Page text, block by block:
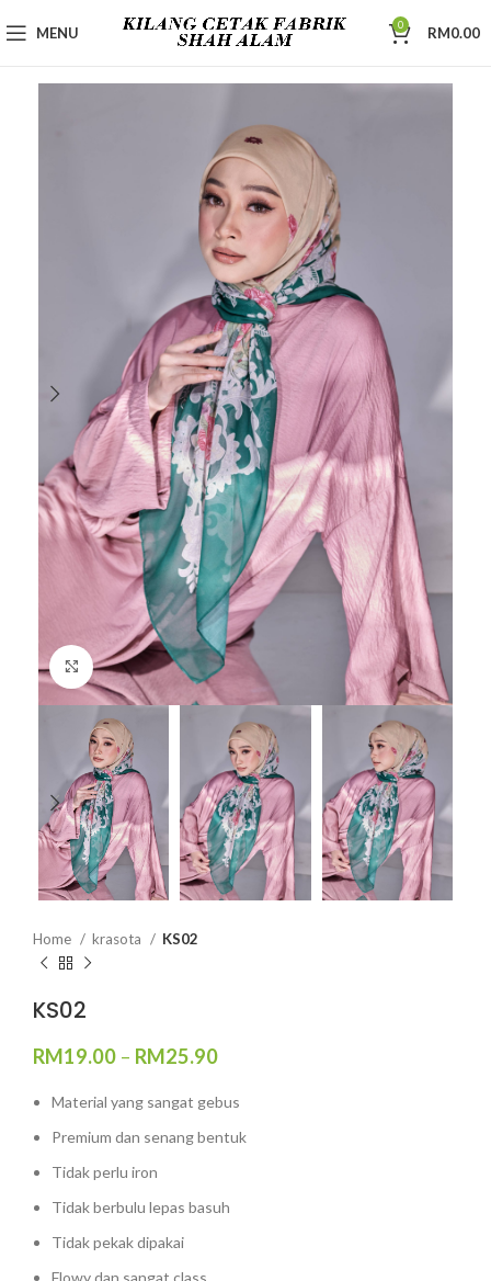
MENU 0 RM0.00
Click to enlarge
Home krasota KS02
KS02
RM19.00 – RM25.90
Material yang sangat gebus
Premium dan senang bentuk
Tidak perlu iron
Tidak berbulu lepas basuh
Tidak pekak dipakai